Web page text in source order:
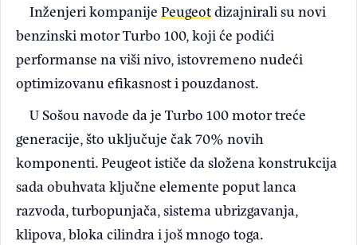
Inženjeri kompanijePeugeotdizajnirali su novi
benzinski motor Turbo 100, koji će podići
performanse na viši nivo, istovremeno nudeći
optimizovanu efikasnost i pouzdanost.
U Sošou navode da je Turbo 100 motor treće
generacije, što uključuje čak 70% novih
komponenti. Peugeot ističe da složena konstrukcija
sada obuhvata ključne elemente poput lanca
razvoda, turbopunjača, sistema ubrizgavanja,
klipova, bloka cilindra i još mnogo toga.